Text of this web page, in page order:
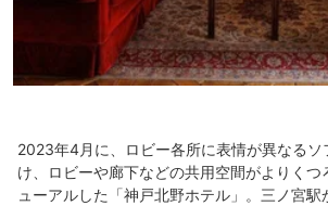
2023年4月に、ロビー各所に表情が異なるソ
け、ロビーや廊下などの共用空間がよりくつ
ューアルした「神戸北野ホテル」。三ノ宮